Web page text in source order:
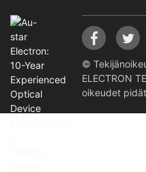
©
ELECTRON
oikeudet